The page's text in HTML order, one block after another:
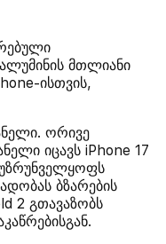
მთლიანი
ისთვის,
ორივე
იცავს iPhone 17
უზრუნველყოფს
ბზარების
2 გთავაზობს